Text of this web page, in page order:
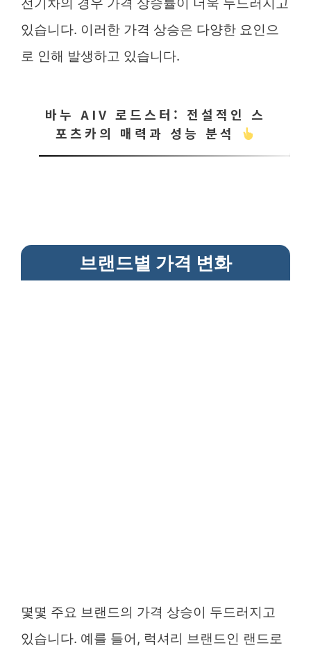
있습니다. 이러한 가격 상승은 다양한 요인으
로 인해 발생하고 있습니다.
바누 AIV 로드스터: 전설적인 스
포츠카의 매력과 성능 분석
브랜드별 가격 변화
몇몇 주요 브랜드의 가격 상승이 두드러지고
있습니다. 예를 들어, 럭셔리 브랜드인 랜드로